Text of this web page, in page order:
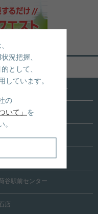
へ戻る
も全店で承ります
店
園店
谷駅前センター
店
況把握、
として、
しています。
の
いて」 を
。